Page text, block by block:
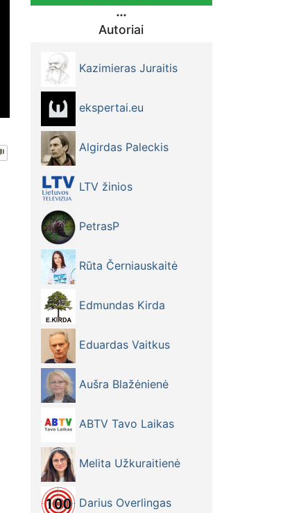
Autoriai
Kazimieras Juraitis
ekspertai.eu
Algirdas Paleckis
LTV žinios
PetrasP
Rūta Černiauskaitė
Edmundas Kirda
Eduardas Vaitkus
Aušra Blažėnienė
ABTV Tavo Laikas
Melita Užkuraitienė
Darius Overlingas